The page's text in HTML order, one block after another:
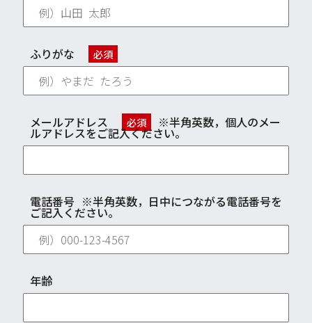
ふりがな 必須
メールアドレス 必須 ※半角英数，個人のメー
ルアドレスをご記入ください。
電話番号 ※半角英数，日中につながる電話番号を
ご記入ください。
年齢